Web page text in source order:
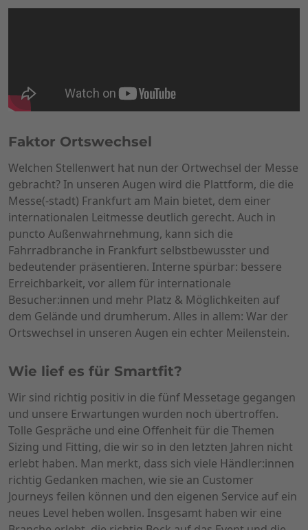
Faktor Ortswechsel
Welchen Stellenwert hat nun der Ortwechsel der Messe
gebracht? In unseren Augen wird die Plattform, die die
Messe(-stadt) Frankfurt am Main bietet, dem einer
internationalen Leitmesse deutlich gerecht. Auch in
puncto Außenwahrnehmung, kann sich die
Fahrradbranche in Frankfurt selbstbewusster und
bedeutender präsentieren. Interne spürbar: bessere
Erreichbarkeit, vor allem für internationale
Besucher:innen und mehr Platz & Möglichkeiten auf
dem Gelände und drumherum. Alles in allem: War der
Ortswechsel in unseren Augen ein echter Meilenstein.
Wie lief es für Smartfit?
Wir sind richtig positiv in die fünf Messetage gegangen
und unsere Erwartungen wurden noch übertroffen.
Tolle Gespräche und eine Offenheit für die Themen
Sizing und Fitting, die wir so in den letzten Jahren nicht
erlebt haben. Man merkt, dass sich viele Händler:innen
richtig Gedanken machen, wie sie an Customer
Journeys feilen können und den eigenen Service auf ein
neues Level heben wollen. Insgesamt haben wir eine